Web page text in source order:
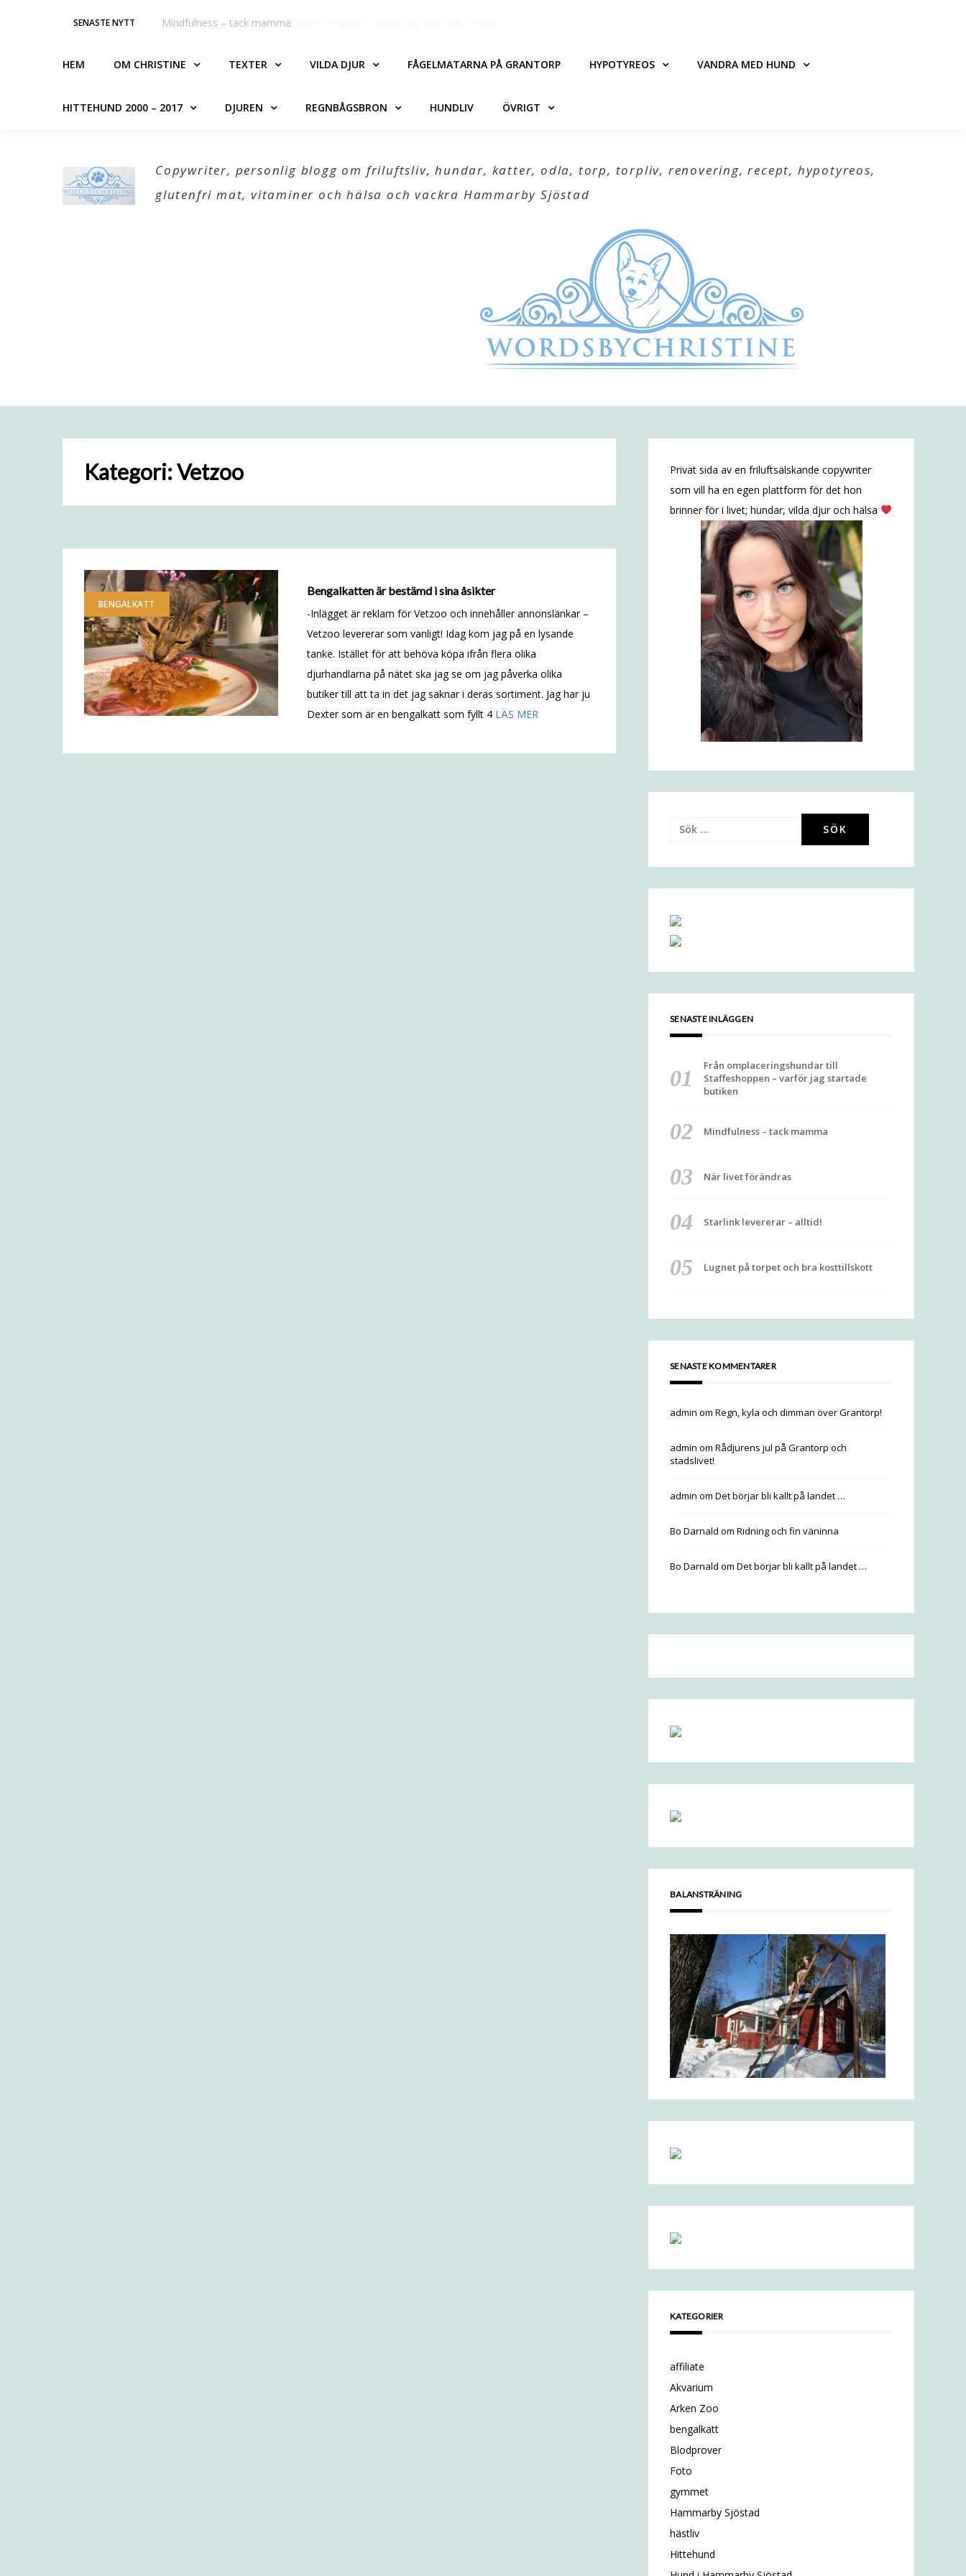
SENASTE NYTT
jag startade butiken Mindfulness – tack mamma
HEM OM CHRISTINE TEXTER VILDA DJUR FÅGELMATARNA PÅ GRANTORP HYPOTYREOS VANDRA MED HUND
HITTEHUND 2000 – 2017 DJUREN REGNBÅGSBRON HUNDLIV ÖVRIGT
Copywriter, personlig blogg om friluftsliv, hundar, katter, odla, torp, torpliv, renovering, recept, hypotyreos,
glutenfri mat, vitaminer och hälsa och vackra Hammarby Sjöstad
Kategori:Vetzoo
BENGALKATT
Bengalkatten är bestämd i sina åsikter
-Inlägget är reklam för Vetzoo och innehåller annonslänkar –
Vetzoo levererar som vanligt! Idag kom jag på en lysande
tanke. Istället för att behöva köpa ifrån flera olika
djurhandlarna på nätet ska jag se om jag påverka olika
butiker till att ta in det jag saknar i deras sortiment. Jag har ju
Dexter som är en bengalkatt som fyllt 4 LÄS MER
Privat sida av en friluftsälskande copywriter
som vill ha en egen plattform för det hon
brinner för i livet; hundar, vilda djur och hälsa
Sök
SENASTE INLÄGGEN
Från omplaceringshundar till
Staffeshoppen – varför jag startade
butiken
Mindfulness – tack mamma
När livet förändras
Starlink levererar – alltid!
Lugnet på torpet och bra kosttillskott
SENASTE KOMMENTARER
admin om Regn, kyla och dimman över Grantorp!
admin om Rådjurens jul på Grantorp och
stadslivet!
admin om Det börjar bli kallt på landet …
Bo Darnald om Ridning och fin väninna
Bo Darnald om Det börjar bli kallt på landet …
BALANSTRÄNING
KATEGORIER
affiliate
Akvarium
Arken Zoo
bengalkatt
Blodprover
Foto
gymmet
Hammarby Sjöstad
hästliv
Hittehund